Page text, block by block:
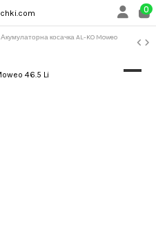
0
Акумулаторна косачка AL-KO Moweo